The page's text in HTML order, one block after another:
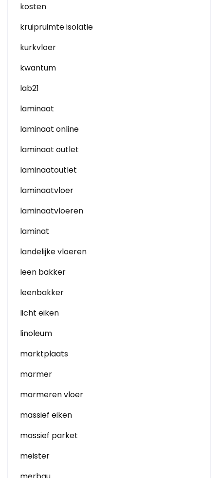
kosten
kruipruimte isolatie
kurkvloer
kwantum
lab21
laminaat
laminaat online
laminaat outlet
laminaatoutlet
laminaatvloer
laminaatvloeren
laminat
landelijke vloeren
leen bakker
leenbakker
licht eiken
linoleum
marktplaats
marmer
marmeren vloer
massief eiken
massief parket
meister